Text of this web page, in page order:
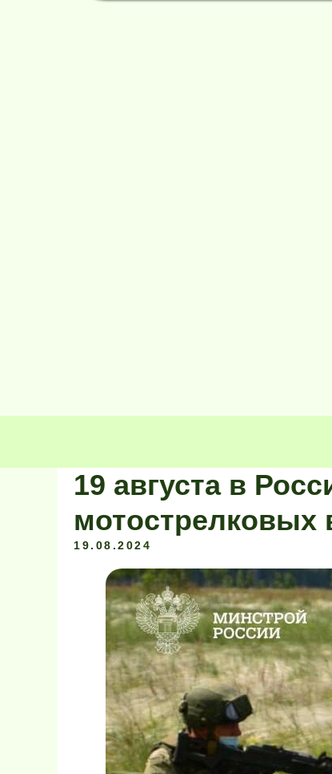
19 августа в
мотострелковых
19.08.2024